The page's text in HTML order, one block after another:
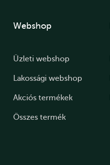
Webshop
Üzleti webshop
Lakossági webshop
Akciós termékek
Összes termék